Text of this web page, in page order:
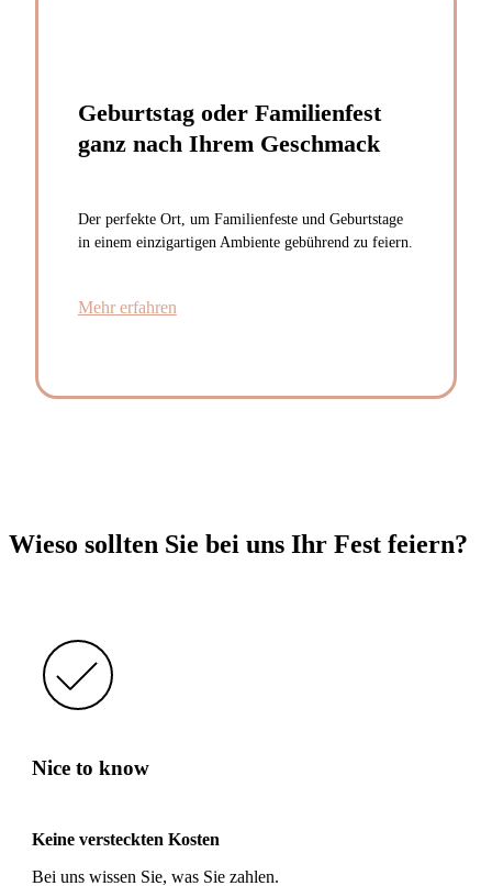
Geburtstag oder Familienfest
ganz nach Ihrem Geschmack
Der perfekte Ort, um Familienfeste und Geburtstage
in einem einzigartigen Ambiente gebührend zu feiern.
Mehr erfahren
Wieso sollten Sie bei uns Ihr Fest feiern?
Nice to know
Keine versteckten Kosten
Bei uns wissen Sie, was Sie zahlen.